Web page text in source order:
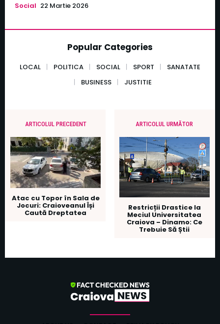
Social 22 Martie 2026
Popular Categories
LOCAL POLITICA SOCIAL SPORT
SANATATE
BUSINESS
JUSTITIE
ARTICOLUL PRECEDENT
Atac cu Topor în Sala de
Jocuri: Craioveanul Își
Caută Dreptatea
ARTICOLUL URMĂTOR
Restricții Drastice la
Meciul Universitatea
Craiova – Dinamo: Ce
Trebuie Să Știi